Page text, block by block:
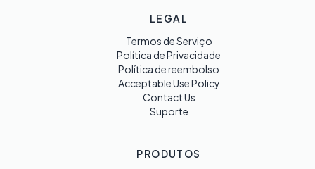
LEGAL
Termos de Serviço
Política de Privacidade
Política de reembolso
Acceptable Use Policy
Contact Us
Suporte
PRODUTOS